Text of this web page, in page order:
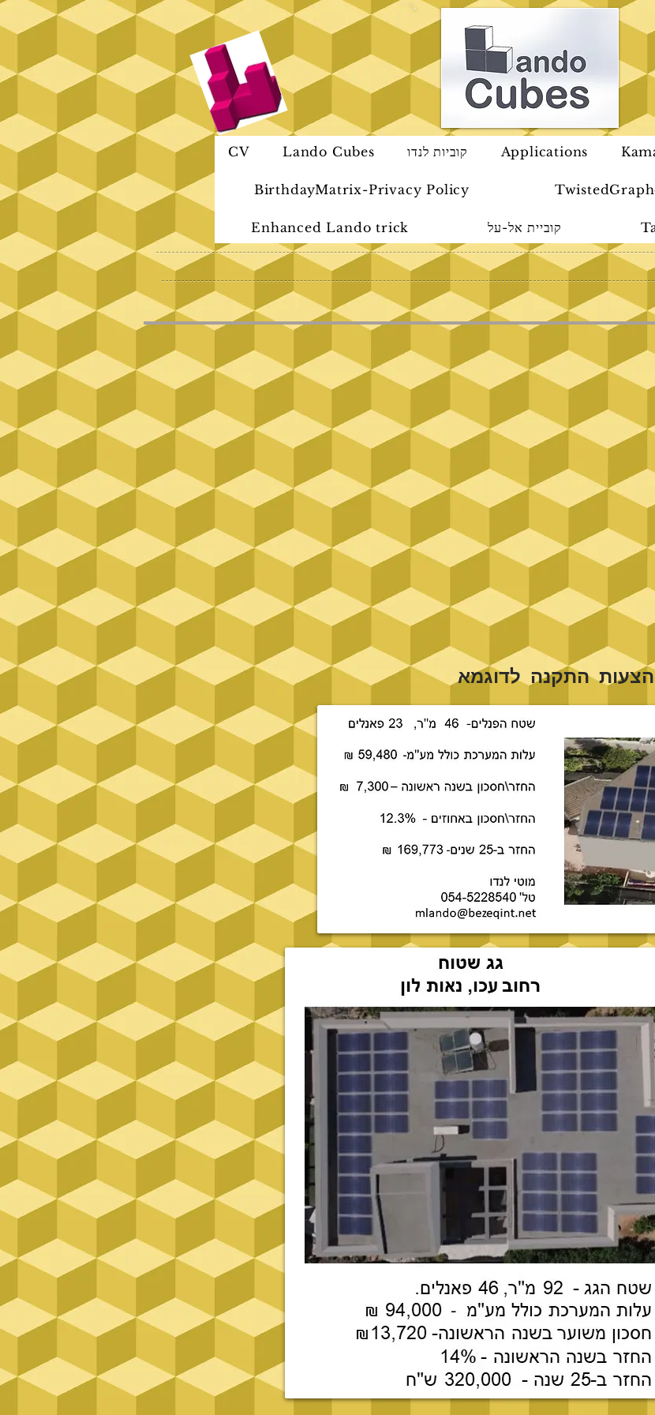
CV Lando Cubes קוביות לנדו Applications
BirthdayMatrix-Privacy Policy
Enhanced Lando trick קוביית אל-על